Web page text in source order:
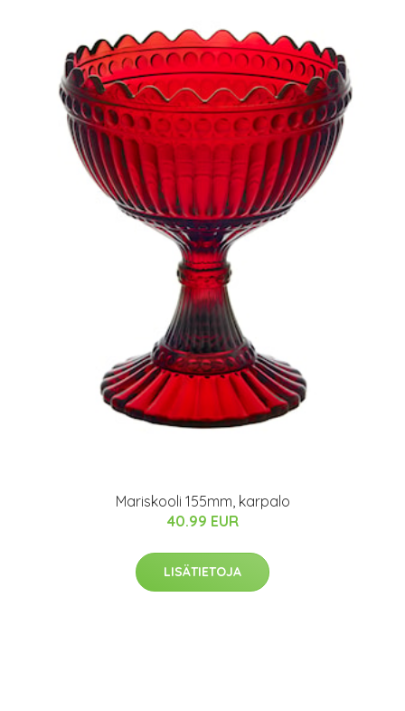
Mariskooli 155mm, karpalo
40.99 EUR
LISÄTIETOJA